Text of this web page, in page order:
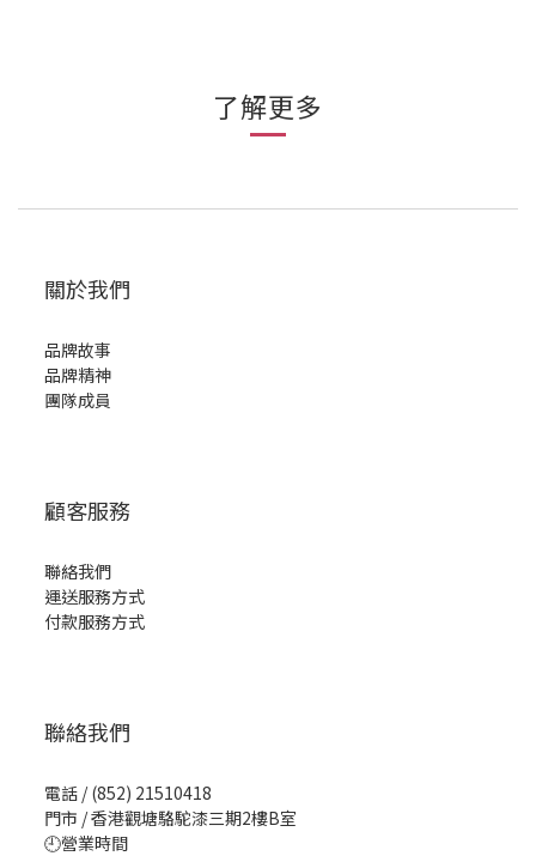
了解更多
關於我們
品牌故事
品牌精神
團隊成員
顧客服務
聯絡我們
運送服務方式
付款服務方式
聯絡我們
電話 / (852) 21510418
門市 / 香港觀塘駱駝漆三期2樓B室
🕘營業時間